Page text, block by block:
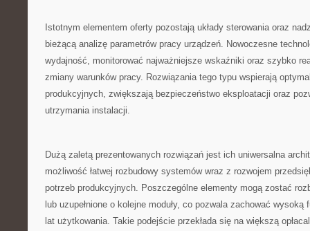
Istotnym elementem oferty pozostają układy sterowania oraz
bieżącą analizę parametrów pracy urządzeń. Nowoczesne
wydajność, monitorować najważniejsze wskaźniki oraz szybko
zmiany warunków pracy. Rozwiązania tego typu wspierają
produkcyjnych, zwiększają bezpieczeństwo eksploatacji oraz
utrzymania instalacji.
Dużą zaletą prezentowanych rozwiązań jest ich uniwersalna
możliwość łatwej rozbudowy systemów wraz z rozwojem
potrzeb produkcyjnych. Poszczególne elementy mogą zostać
lub uzupełnione o kolejne moduły, co pozwala zachować
lat użytkowania. Takie podejście przekłada się na większą